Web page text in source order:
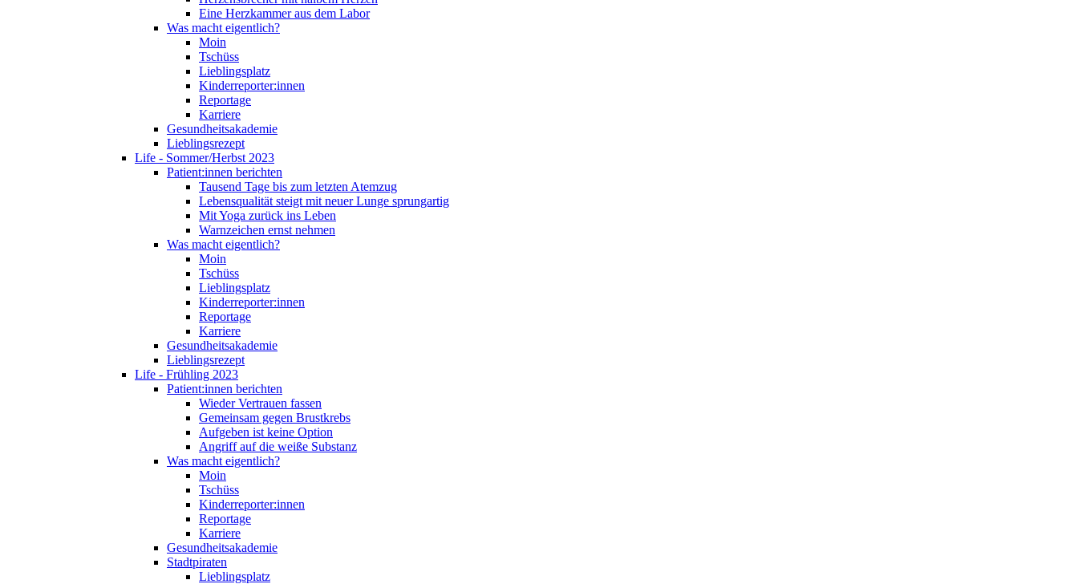
Eine Herzkammer aus dem Labor
Was macht eigentlich?
Moin
Tschüss
Lieblingsplatz
Kinderreporter:innen
Reportage
Karriere
Gesundheitsakademie
Lieblingsrezept
Life - Sommer/Herbst 2023
Patient:innen berichten
Tausend Tage bis zum letzten Atemzug
Lebensqualität steigt mit neuer Lunge sprungartig
Mit Yoga zurück ins Leben
Warnzeichen ernst nehmen
Was macht eigentlich?
Moin
Tschüss
Lieblingsplatz
Kinderreporter:innen
Reportage
Karriere
Gesundheitsakademie
Lieblingsrezept
Life - Frühling 2023
Patient:innen berichten
Wieder Vertrauen fassen
Gemeinsam gegen Brustkrebs
Aufgeben ist keine Option
Angriff auf die weiße Substanz
Was macht eigentlich?
Moin
Tschüss
Kinderreporter:innen
Reportage
Karriere
Gesundheitsakademie
Stadtpiraten
Lieblingsplatz